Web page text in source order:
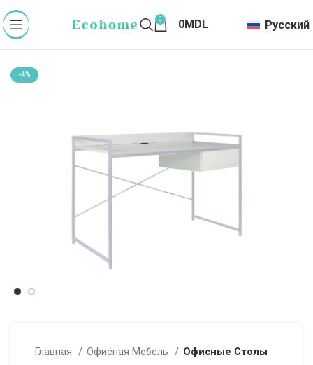
0 0MDL Русский
-4%
Главная Офисная Мебель Офисные Столы